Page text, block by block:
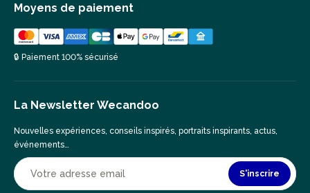
Moyens de paiement
🔒 Paiement 100% sécurisé
La Newsletter Wecandoo
Nouvelles expériences, conseils inspirés, portraits inspirants, actus,
événements…
S'inscrire